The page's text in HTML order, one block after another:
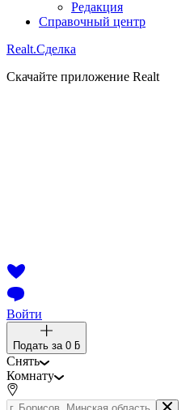
Редакция
Справочный центр
Realt.Сделка
Скачайте приложение Realt
Войти
Подать за 0 ƃ
Снять
Комнату